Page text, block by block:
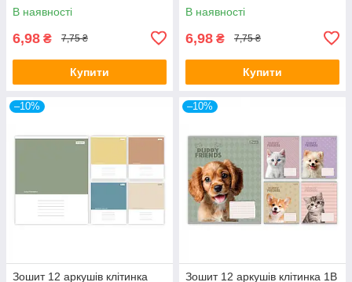
В наявності
6,98 ₴ 7,75 ₴
Купити
В наявності
6,98 ₴ 7,75 ₴
Купити
–10%
Зошит 12 аркушів клітинка
–10%
Зошит 12 аркушів клітинка 1В